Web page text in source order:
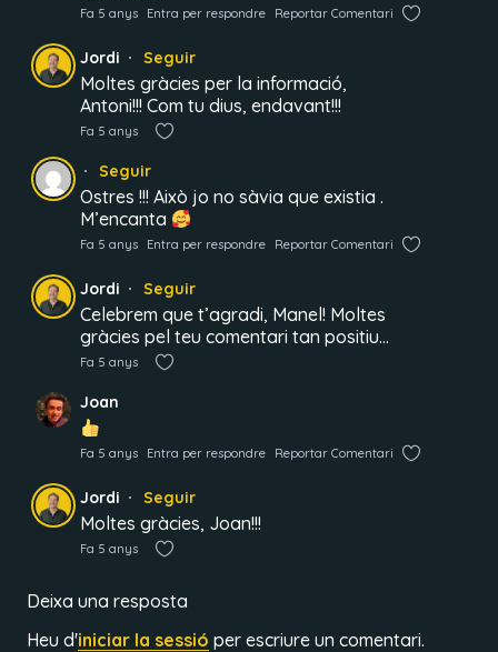
Fa 5 anys Entra per respondre Reportar Comentari
Jordi Seguir
Moltes gràcies per la informació,
Antoni!!! Com tu dius, endavant!!!
Fa 5 anys
Seguir
Ostres !!! Això jo no sàvia que existia .
M’encanta
Fa 5 anys Entra per respondre Reportar Comentari
Jordi Seguir
Celebrem que t’agradi, Manel! Moltes
gràcies pel teu comentari tan positiu…
Fa 5 anys
Joan
Fa 5 anys Entra per respondre Reportar Comentari
Jordi Seguir
Moltes gràcies, Joan!!!
Fa 5 anys
Deixa una resposta
Heu d'iniciar la sessió per escriure un comentari.